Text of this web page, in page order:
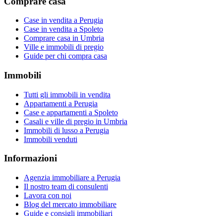
Case in vendita a Perugia
Case in vendita a Spoleto
Comprare casa in Umbria
Ville e immobili di pregio
Guide per chi compra casa
Immobili
Tutti gli immobili in vendita
Appartamenti a Perugia
Case e appartamenti a Spoleto
Casali e ville di pregio in Umbria
Immobili di lusso a Perugia
Immobili venduti
Informazioni
Agenzia immobiliare a Perugia
Il nostro team di consulenti
Lavora con noi
Blog del mercato immobiliare
Guide e consigli immobiliari